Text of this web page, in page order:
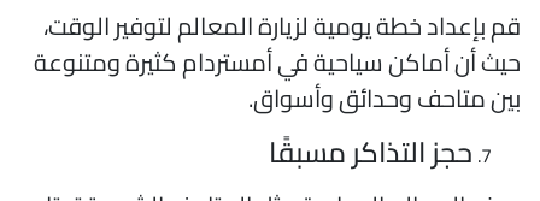
بإعداد خطة يومية لزيارة المعالم لتوفير الوقت،
أن أماكن سياحية في أمستردام كثيرة ومتنوعة
متاحف وحدائق وأسواق.
حجز التذاكر مسبقًا